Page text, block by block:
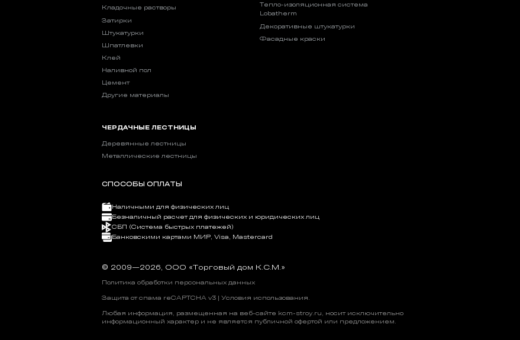
Кладочные растворы
Затирки
Штукатурки
Шпатлевки
Клей
Наливной пол
Цемент
Другие материалы
ЧЕРДАЧНЫЕ ЛЕСТНИЦЫ
Деревянные лестницы
Металлические лестницы
Тепло-изоляционная система
Lobatherm
Декоративные штукатурки
Фасадные краски
СПОСОБЫ ОПЛАТЫ
Наличными для физических лиц
Безналичный расчет для физических и юридических лиц
СБП (Система быстрых платежей)
Банковскими картами МИР, Visa, Mastercard
© 2009—2026, OOO «Торговый дом К.С.М.»
Политика обработки персональных данных
Защита от спама reCAPTCHA v3 | Условия использования.
Любая информация, размещенная на веб-сайте kcm-stroy.ru, носит исключительно
информационный характер и не является публичной офертой или предложением.